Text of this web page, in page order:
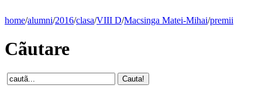
home/alumni/2016/clasa/VIII D/Macsinga Matei-Mihai/premii
Cãutare